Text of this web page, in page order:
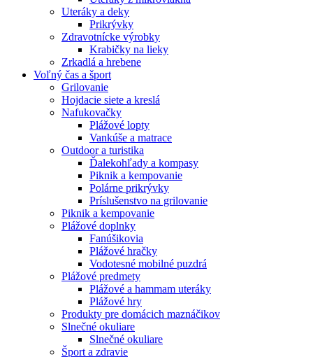
Uteráky a deky
Prikrývky
Zdravotnícke výrobky
Krabičky na lieky
Zrkadlá a hrebene
Voľný čas a šport
Grilovanie
Hojdacie siete a kreslá
Nafukovačky
Plážové lopty
Vankúše a matrace
Outdoor a turistika
Ďalekohľady a kompasy
Piknik a kempovanie
Polárne prikrývky
Príslušenstvo na grilovanie
Piknik a kempovanie
Plážové doplnky
Fanúšikovia
Plážové hračky
Vodotesné mobilné puzdrá
Plážové predmety
Plážové a hammam uteráky
Plážové hry
Produkty pre domácich maznáčikov
Slnečné okuliare
Slnečné okuliare
Šport a zdravie